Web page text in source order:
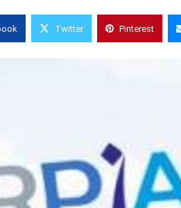
Twitter Pinterest